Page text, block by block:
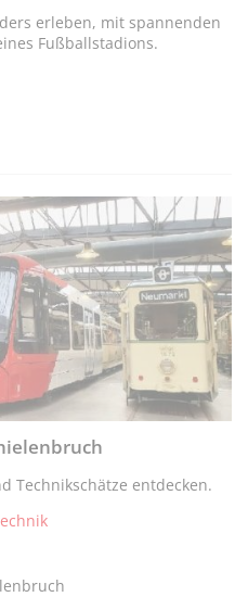
erleben, mit spannenden
Fußballstadions.
Technikschätze entdecken.